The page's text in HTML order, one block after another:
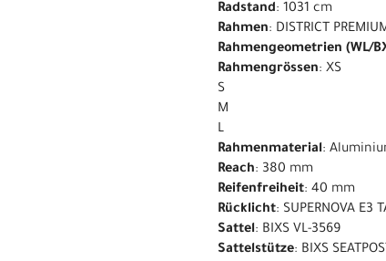
Radstand: 1031 cm
Rahmen: DISTRICT
Rahmengeometrien (WL/
Rahmengrössen: XS
S
M
L
Rahmenmaterial:
Reach: 380 mm
Reifenfreiheit: 40 mm
Rücklicht: SUPERNOVA E3
Sattel: BIXS VL-3569
Sattelstütze: BIXS